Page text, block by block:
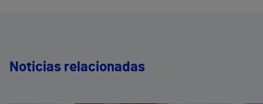
Noticias relacionadas